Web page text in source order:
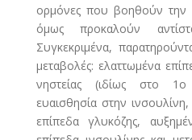
ορμόνες που βοηθούν την
όμως προκαλούν
Συγκεκριμένα,
μεταβολές: ελαττωμένα
νηστείας (ιδίως στο
ευαισθησία στην
επίπεδα γλυκόζης,